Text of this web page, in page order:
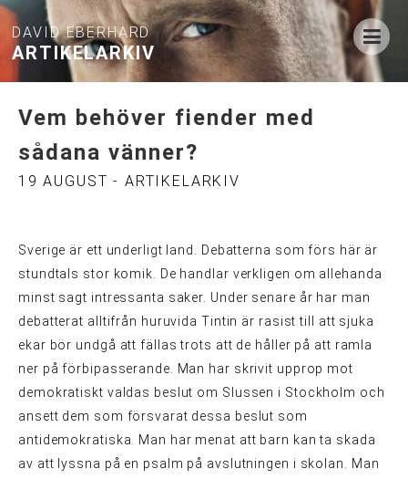
DAVID EBERHARD
ARTIKELARKIV
Vem behöver fiender med
sådana vänner?
19 AUGUST - ARTIKELARKIV
Sverige är ett underligt land. Debatterna som förs här är
stundtals stor komik. De handlar verkligen om allehanda
minst sagt intressanta saker. Under senare år har man
debatterat alltifrån huruvida Tintin är rasist till att sjuka
ekar bör undgå att fällas trots att de håller på att ramla
ner på förbipasserande. Man har skrivit upprop mot
demokratiskt valdas beslut om Slussen i Stockholm och
ansett dem som försvarat dessa beslut som
antidemokratiska. Man har menat att barn kan ta skada
av att lyssna på en psalm på avslutningen i skolan. Man